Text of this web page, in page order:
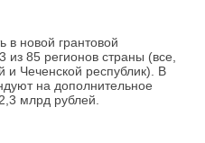
в новой грантовой
85 регионов страны (все,
и Чеченской республик). В
на дополнительное
млрд рублей.